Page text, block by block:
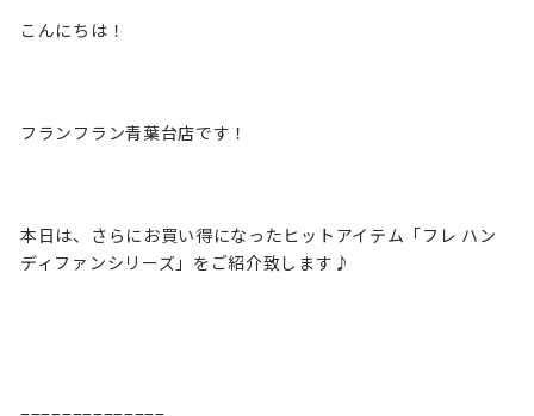
こんにちは！
フランフラン青葉台店です！
本日は、さらにお買い得になったヒットアイテム「フレ ハン
ディファンシリーズ」をご紹介致します♪